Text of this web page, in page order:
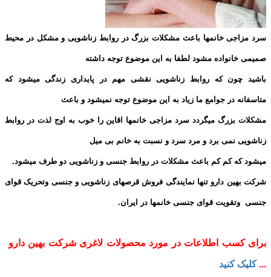
سرد مزاجی خانمها باعث مشکلات بزرگ در روابط زناشویی و مشکل در محیط
صمیمی خانواده مشود لطفا به این موضوع توجه داشته
باشید چون که روابط زناشویی نقشی مهم در پایداری زندگی میشود که
متاسفانه در جوامع ما زیاد به این موضوع توجه نمیشود و باعث
مشکلات بزرگ میگردد سرد مزاجی خانمها اقاین را خوب به اوج لذت در روابط
زناشویی نمی برد و مرد سرد و نسبت به خانم بی میل
میشود که کم کم باعث مشکلات در روابط جنسی و زناشویی دو طرف میشود.
شرکت بهین دارو تنها نمایندگی فروش قرصهای زناشویی و جنسی وتحریک قوای
جنسی وتقویت قوای جنسی خانمها در ایران.
برای کسب اطلاعات در مورد محصولات لاغری شرکت بهین دارو
...کلیک کنید